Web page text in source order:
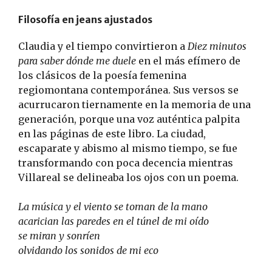
Filosofía en jeans ajustados
Claudia y el tiempo convirtieron a Diez minutos
para saber dónde me duele en el más efímero de
los clásicos de la poesía femenina
regiomontana contemporánea. Sus versos se
acurrucaron tiernamente en la memoria de una
generación, porque una voz auténtica palpita
en las páginas de este libro. La ciudad,
escaparate y abismo al mismo tiempo, se fue
transformando con poca decencia mientras
Villareal se delineaba los ojos con un poema.
La música y el viento se toman de la mano
acarician las paredes en el túnel de mi oído
se miran y sonríen
olvidando los sonidos de mi eco